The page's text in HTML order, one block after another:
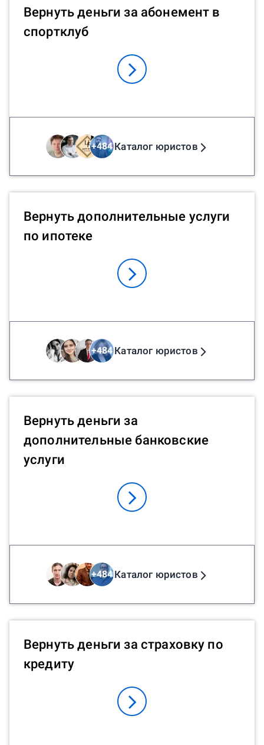
Вернуть деньги за абонемент в
спортклуб
+484Каталог юристов
Вернуть дополнительные услуги
по ипотеке
+484Каталог юристов
Вернуть деньги за
дополнительные банковские
услуги
+484Каталог юристов
Вернуть деньги за страховку по
кредиту